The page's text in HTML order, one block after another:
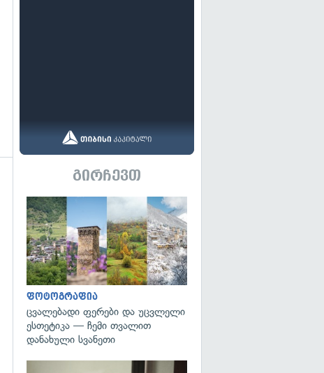
გადახედვა
გირჩევთ
ფოტოგრაფია
ცვალებადი ფერები და უცვლელი
ესთეტიკა — ჩემი თვალით
დანახული სვანეთი